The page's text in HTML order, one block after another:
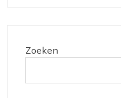
Zoeken